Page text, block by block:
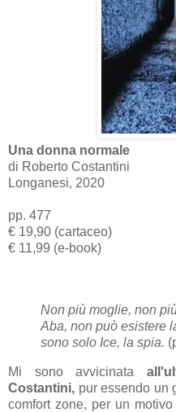
Una donna normale
di Roberto Costantini
Longanesi, 2020
pp. 477
€ 19,90 (cartaceo)
€ 11,99 (e-book)
Non più moglie, non
Aba, non può esistere
sono solo Ice, la spia.
Mi sono avvicinata
Costantini, pur essendo un
comfort zone, per un